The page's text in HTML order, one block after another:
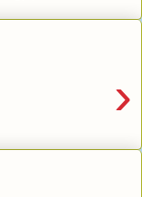
›